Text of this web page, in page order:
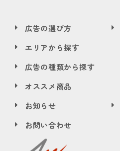
広告の選び方
エリアから探す
広告の種類から探す
オススメ商品
お知らせ
お問い合わせ